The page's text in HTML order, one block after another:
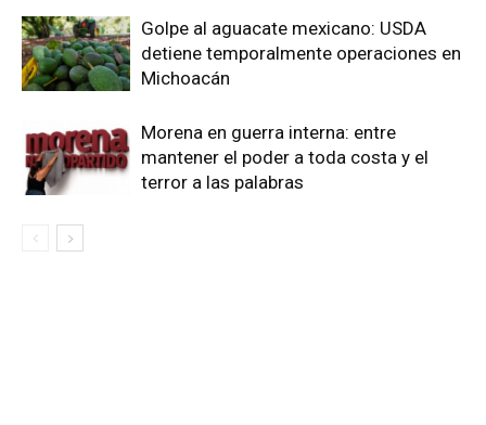
Golpe al aguacate mexicano: USDA
detiene temporalmente operaciones en
Michoacán
Morena en guerra interna: entre
mantener el poder a toda costa y el
terror a las palabras